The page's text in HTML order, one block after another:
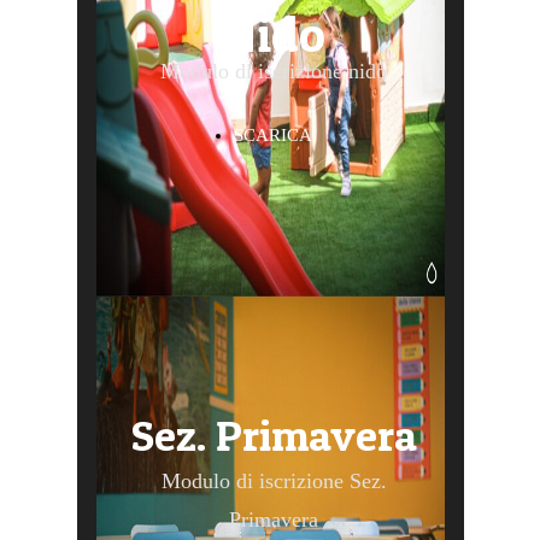
Sez. Primavera
Nido
Modulo di iscrizione Sez.
Primavera
Modulo di iscrizione nido
SCARICA